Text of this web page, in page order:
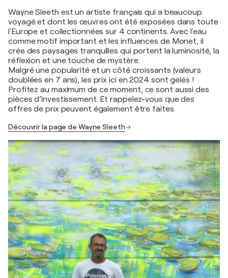
Wayne Sleeth est un artiste français qui a beaucoup
voyagé et dont les œuvres ont été exposées dans toute
l'Europe et collectionnées sur 4 continents. Avec l'eau
comme motif important et les influences de Monet, il
crée des paysages tranquilles qui portent la luminosité, la
réflexion et une touche de mystère.
Malgré une popularité et un côté croissants (valeurs
doublées en 7 ans), les prix ici en 2024 sont gelés !
Profitez au maximum de ce moment, ce sont aussi des
pièces d’investissement. Et rappelez-vous que des
offres de prix peuvent également être faites.
Découvrir la page de Wayne Sleeth